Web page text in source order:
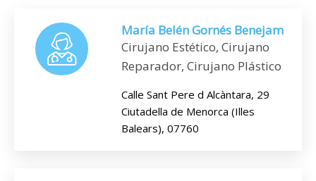
María Belén Gornés Benejam
Cirujano Estético, Cirujano
Reparador, Cirujano Plástico
Calle Sant Pere d Alcàntara, 29
Ciutadella de Menorca (Illes
Balears), 07760